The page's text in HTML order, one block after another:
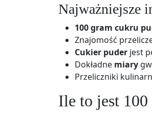
Najważniejsze
100 gram cukru
Znajomość
Cukier puder jest
Dokładne miary
Przeliczniki
Ile to jest